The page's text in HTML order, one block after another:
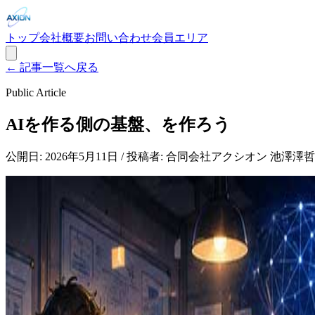
トップ会社概要お問い合わせ会員エリア
← 記事一覧へ戻る
Public Article
AIを作る側の基盤、を作ろう
公開日: 2026年5月11日 / 投稿者: 合同会社アクシオン 池澤澤